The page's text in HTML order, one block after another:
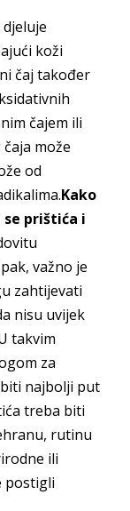
koži
čaj također
čajem ili
može
od
Kako
prištića i
važno je
zahtijevati
nisu uvijek
takvim
za
najbolji put
treba biti
rutinu
ili
postigli